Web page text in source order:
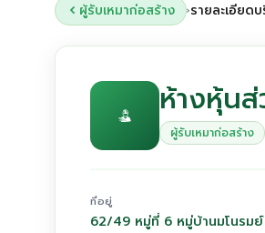
ผู้รับเหมาก่อสร้าง ›รายละเอียด
ห้างหุ้น
ผู้รับเหมาก่อสร้าง
ที่อยู่
62/49 หมู่ที่ 6 หมู่บ้านมโนรมย์